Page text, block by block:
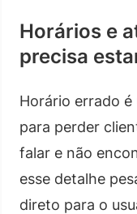
Horários e
precisa
Horário errado
para perder
falar e não
esse detalhe
direto para o